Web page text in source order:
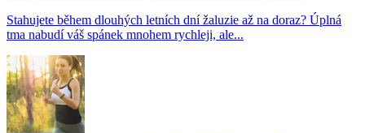
Stahujete během dlouhých letních dní žaluzie až na doraz? Úplná
tma nabudí váš spánek mnohem rychleji, ale...